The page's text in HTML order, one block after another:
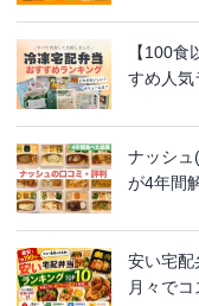
【100
すめ人気
ナッシュ
が4年間
安い宅配
月々で